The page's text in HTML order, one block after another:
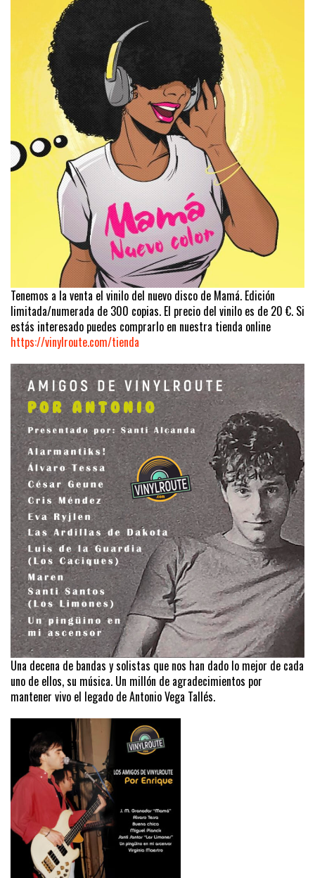
Tenemos a la venta el vinilo del nuevo disco de Mamá. Edición
limitada/numerada de 300 copias. El precio del vinilo es de 20 €. Si
estás interesado puedes comprarlo en nuestra tienda online
https://vinylroute.com/tienda
Una decena de bandas y solistas que nos han dado lo mejor de cada
uno de ellos, su música. Un millón de agradecimientos por
mantener vivo el legado de Antonio Vega Tallés.